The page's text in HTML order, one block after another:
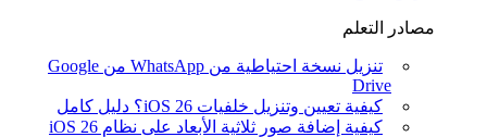
مصادر التعلم
تنزيل نسخة احتياطية من WhatsApp من Google
Drive
كيفية تعيين وتنزيل خلفيات iOS 26؟ دليل كامل
كيفية إضافة صور ثلاثية الأبعاد على نظام iOS 26